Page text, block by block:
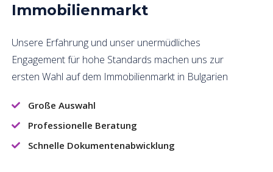
Immobilienmarkt
Unsere Erfahrung und unser unermüdliches
Engagement für hohe Standards machen uns zur
ersten Wahl auf dem Immobilienmarkt in Bulgarien
Große Auswahl
Professionelle Beratung
Schnelle Dokumentenabwicklung